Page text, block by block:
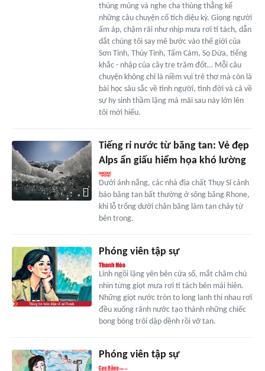
thúng mủng và nghe cha thủng thẳng kể
những câu chuyện cổ tích diệu kỳ. Giọng người
ấm áp, chậm rãi như nhịp mưa rơi tí tách, dẫn
dắt chúng tôi say mê bước vào thế giới của
Sơn Tinh, Thủy Tinh, Tấm Cám, Sọ Dừa, tiếng
khắc - nhập của cây tre trăm đốt… Mỗi câu
chuyện không chỉ là niềm vui trẻ thơ mà còn là
bài học sâu sắc về tình người, tình đời và cả về
sự hy sinh thầm lặng mà mãi sau này lớn lên
tôi mới hiểu.
Tiếng rỉ nước từ băng tan: Vẻ đẹp
Alps ẩn giấu hiểm họa khó lường
Dưới ánh nắng, các nhà địa chất Thụy Sĩ cảnh
báo băng tan bất thường ở sông băng Rhone,
khi lỗ trống dưới chân băng làm tan chảy từ
bên trong.
Phóng viên tập sự
Linh ngồi lặng yên bên cửa sổ, mắt chăm chú
nhìn từng giọt mưa rơi tí tách bên mái hiên.
Những giọt nước tròn to long lanh thi nhau rơi
đều xuống rãnh nước tạo thành những chiếc
bong bóng trôi dập dềnh rồi vỡ tan.
Phóng viên tập sự